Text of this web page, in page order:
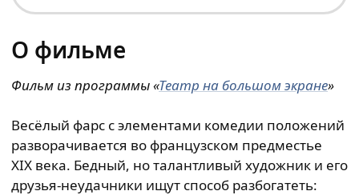
О фильме
Фильм из программы«Театр на большом экране»
Весёлый фарс с элементами комедии положений
разворачивается во французском предместье
XIX века. Бедный, но талантливый художник и его
друзья-неудачники ищут способ разбогатеть: